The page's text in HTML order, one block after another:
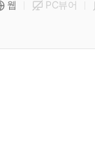
웹 PC뷰어